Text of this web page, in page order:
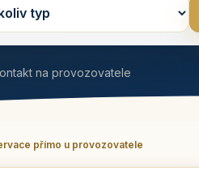
na provozovatele
přímo u provozovatele